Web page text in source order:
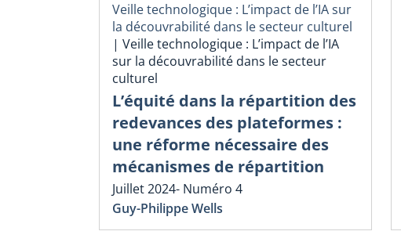
Veille technologique : L’impact de l’IA sur
la découvrabilité dans le secteur culturel
| Veille technologique : L’impact de l’IA
sur la découvrabilité dans le secteur
culturel
L’équité dans la répartition des
redevances des plateformes :
une réforme nécessaire des
mécanismes de répartition
Juillet 2024- Numéro 4
Guy-Philippe Wells